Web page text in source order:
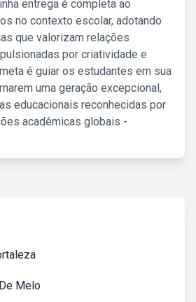
entrega é completa ao
no contexto escolar, adotando
que valorizam relações
por criatividade e
é guiar os estudantes em sua
uma geração excepcional,
educacionais reconhecidas por
acadêmicas globais -
Melo